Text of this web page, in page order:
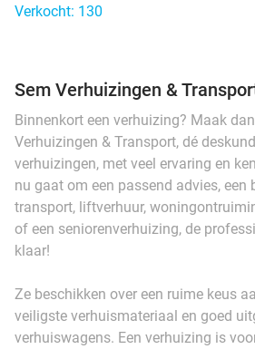
Verkocht: 130
Sem Verhuizingen &
Binnenkort een verhuizing? Maak
Verhuizingen & Transport, dé
verhuizingen, met veel ervaring en
nu gaat om een passend advies, een
transport, liftverhuur,
of een seniorenverhuizing, de
klaar!
Ze beschikken over een ruime keus
veiligste verhuismateriaal en goed
verhuiswagens. Een verhuizing is